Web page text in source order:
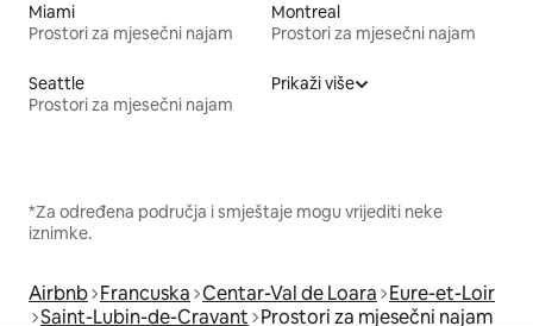
Miami
Prostori za mjesečni najam
Montreal
Prostori za mjesečni najam
Seattle
Prostori za mjesečni najam
Prikaži više
*Za određena područja i smještaje mogu vrijediti neke
iznimke.
Airbnb Francuska Centar-Val de Loara Eure-et-Loir
Saint-Lubin-de-Cravant Prostori za mjesečni najam